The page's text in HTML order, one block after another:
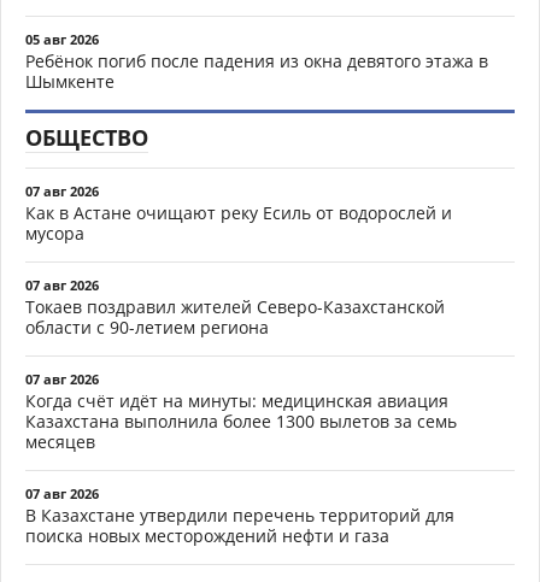
05 авг 2026
Ребёнок погиб после падения из окна девятого этажа в
Шымкенте
ОБЩЕСТВО
07 авг 2026
Как в Астане очищают реку Есиль от водорослей и
мусора
07 авг 2026
Токаев поздравил жителей Северо-Казахстанской
области с 90-летием региона
07 авг 2026
Когда счёт идёт на минуты: медицинская авиация
Казахстана выполнила более 1300 вылетов за семь
месяцев
07 авг 2026
В Казахстане утвердили перечень территорий для
поиска новых месторождений нефти и газа